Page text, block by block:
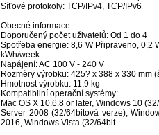
Síťové protokoly: TCP/IPv4, TCP/IPv6
Obecné informace
Doporučený počet uživatelů: Od 1 do 4
Spotřeba energie: 8,6 W Připraveno, 0,2
kWh/week
Napájení: AC 100 V - 240 V
Rozměry výrobku: 425? x 388 x 330 mm
Hmotnost výrobku: 11,9 kg
Kompatibilní operační systémy:
Mac OS X 10.6.8 or later, Windows 10
Server 2008 (32/64bitová verze),
2016, Windows Vista (32/64bit